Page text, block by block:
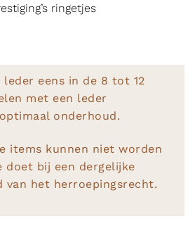
ringetjes
eens in de 8 tot 12
met een leder
onderhoud.
items kunnen niet worden
doet bij een dergelijke
van het herroepingsrecht.